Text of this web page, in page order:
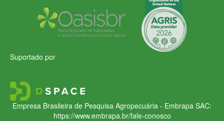
Suportado por
Empresa Brasileira de Pesquisa Agropecuária - Embrapa SAC:
https://www.embrapa.br/fale-conosco